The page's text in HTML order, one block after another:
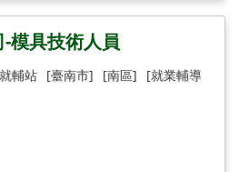
模具技術人員
就輔站 [臺南市] [南區]
[就業輔導